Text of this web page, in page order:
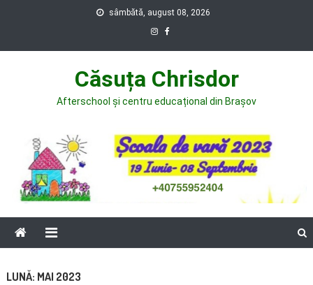
sâmbătă, august 08, 2026
Căsuța Chrisdor
Afterschool și centru educațional din Brașov
LUNĂ: MAI 2023